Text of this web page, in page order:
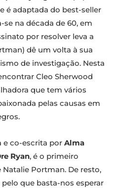
é adaptada do best-seller
se na década de 60, em
por resolver leva a
dê um volta à sua
de investigação. Nesta
Cleo Sherwood
que tem vários
pelas causas em
e co-escrita por Alma
Ryan, é o primeiro
Natalie Portman. De resto,
que basta-nos esperar